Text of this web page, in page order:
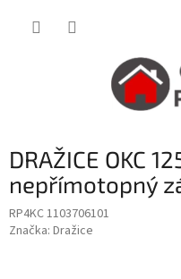
DRAŽICE OKC
nepřímotopný
RP4KC 1103706101
Značka: Dražice